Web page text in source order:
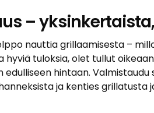
–
nauttia grillaamisesta –
hyviä tuloksia, olet tullut
edulliseen hintaan.
ja kenties grillatusta